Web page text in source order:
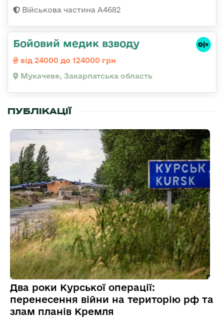
Військова частина А4682
Бойовий медик взводу
від 24000 до 124000 грн
Мукачеве, Закарпатська область
ПУБЛІКАЦІЇ
Два роки Курської операції:
перенесення війни на територію рф та
злам планів Кремля